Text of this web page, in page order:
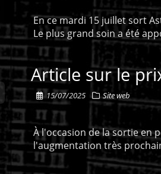
En ce mardi 15 juillet sort
Le plus grand soin a été
Article sur le
15/07/2025 Site web
À l'occasion de la sortie en
l'augmentation très